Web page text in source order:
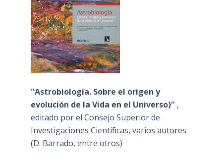
"Astrobiología. Sobre el origen y
evolución de la Vida en el Universo)" ,
editado por el Consejo Superior de
Investigaciones Científicas, varios autores
(D. Barrado, entre otros)